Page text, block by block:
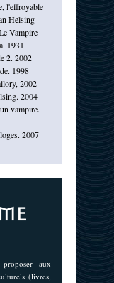
l'effroyable
Helsing
Vampire
1931
2. 2002
1998
2002
2004
vampire.
2007
aux
(livres,